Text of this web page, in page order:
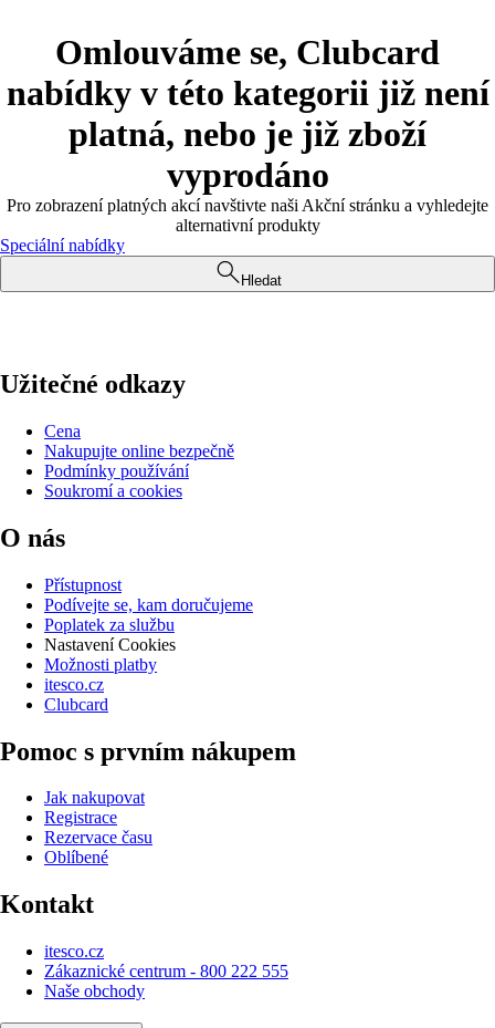
Omlouváme se, Clubcard
nabídky v této kategorii již není
platná, nebo je již zboží
vyprodáno
Pro zobrazení platných akcí navštivte naši Akční stránku a vyhledejte
alternativní produkty
Speciální nabídky
Hledat
Užitečné odkazy
Cena
Nakupujte online bezpečně
Podmínky používání
Soukromí a cookies
O nás
Přístupnost
Podívejte se, kam doručujeme
Poplatek za službu
Nastavení Cookies
Možnosti platby
itesco.cz
Clubcard
Pomoc s prvním nákupem
Jak nakupovat
Registrace
Rezervace času
Oblíbené
Kontakt
itesco.cz
Zákaznické centrum - 800 222 555
Naše obchody